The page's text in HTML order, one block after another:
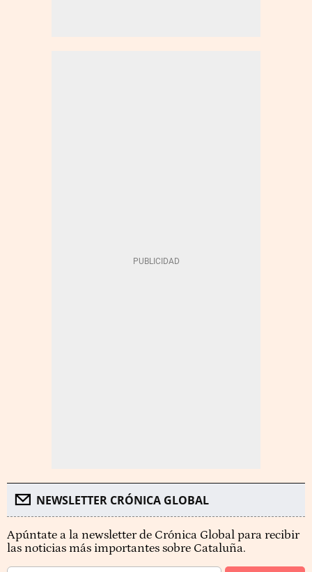
NEWSLETTER CRÓNICA GLOBAL
Apúntate a la newsletter de Crónica Global para recibir
las noticias más importantes sobre Cataluña.